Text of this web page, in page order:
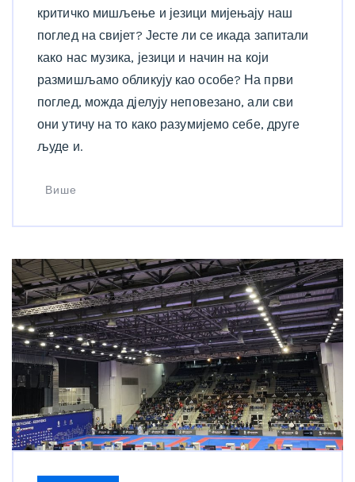
критичко мишљење и језици мијењају наш
поглед на свијет? Јесте ли се икада запитали
како нас музика, језици и начин на који
размишљамо обликују као особе? На први
поглед, можда дјелују неповезано, али сви
они утичу на то како разумијемо себе, друге
људе и.
Више